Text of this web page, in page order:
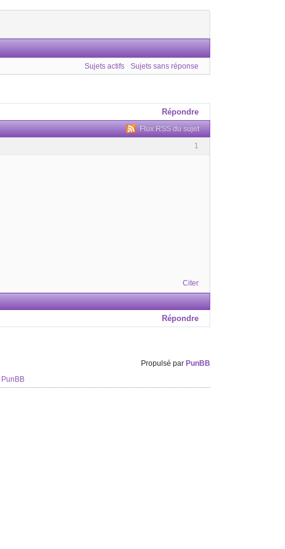
Sujets actifs Sujets sans réponse
Répondre
Flux RSS du sujet
1
Citer
Répondre
Propulsé par PunBB
PunBB